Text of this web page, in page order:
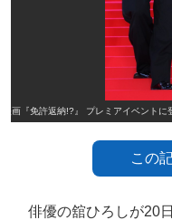
映画『免許返納!?』 プレミアイベント
この
俳優の舘ひろしが20